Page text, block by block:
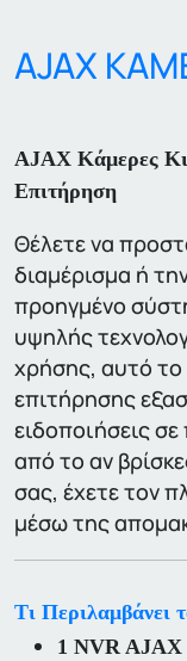
AJAX
AJAX Κάμερες
Επιτήρηση
Θέλετε να
διαμέρισμα ή
προηγμένο
υψηλής
χρήσης, αυτό
επιτήρησης
ειδοποιήσεις
από το αν
σας, έχετε τον
μέσω της
Τι Περιλαμβάνει
1 NVR AJAX